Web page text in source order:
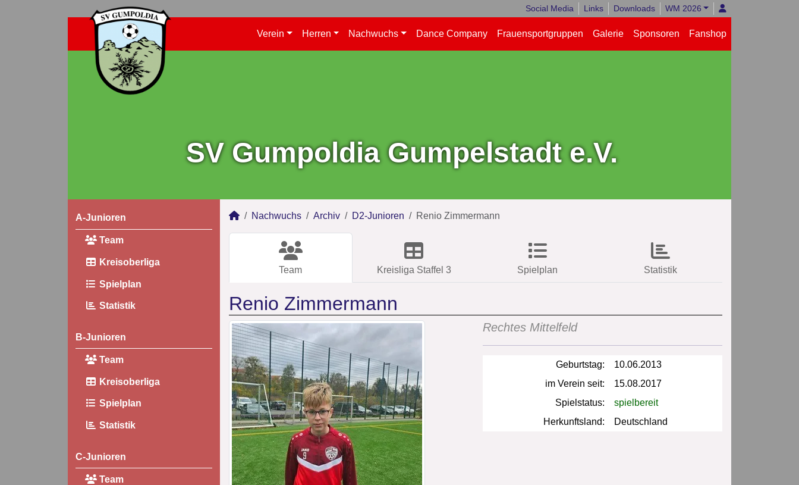
Social Media Links Downloads WM 2026
Verein Herren Nachwuchs Dance Company Frauensportgruppen Galerie Sponsoren Fanshop
SV Gumpoldia Gumpelstadt e.V.
A-Junioren
Team
Kreisoberliga
Spielplan
Statistik
B-Junioren
Team
Kreisoberliga
Spielplan
Statistik
C-Junioren
Team
Nachwuchs Archiv D2-Junioren Renio Zimmermann
Team Kreisliga Staffel 3 Spielplan Statistik
Renio Zimmermann
Rechtes Mittelfeld
Geburtstag:
10.06.2013
im Verein seit:
15.08.2017
Spielstatus:
spielbereit
Herkunftsland:
Deutschland